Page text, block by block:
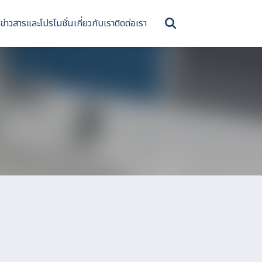
ข่าวสารและโปรโมชั่นเกี่ยวกับเราติดต่อเรา